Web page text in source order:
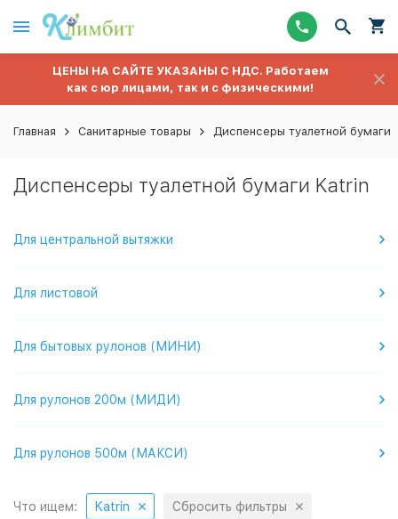
ЦЕНЫ НА САЙТЕ УКАЗАНЫ С НДС. Работаем
как с юр лицами, так и с физическими!
Главная Санитарные товары Диспенсеры туалетной бумаги
Диспенсеры туалетной бумаги Katrin
Для центральной вытяжки
Для листовой
Для бытовых рулонов (МИНИ)
Для рулонов 200м (МИДИ)
Для рулонов 500м (МАКСИ)
Что ищем: Katrin Сбросить фильтры